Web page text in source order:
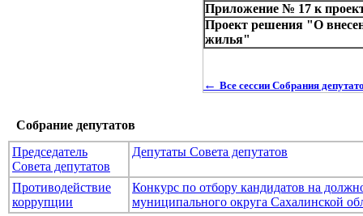
Приложение № 17 к
Проект решения "О
жилья"
← Все сессии Собрания
Собрание депутатов
Председатель
Совета депутатов
Депутаты Совета депутатов
Противодействие
коррупции
Конкурс по отбору кандидатов на
муниципального округа Сахалинской